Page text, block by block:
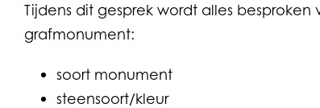
Tijdens dit gesprek wordt alles
grafmonument:
soort monument
steensoort/kleur